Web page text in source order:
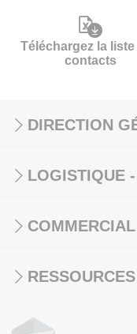
Téléchargez la liste
contacts
DIRECTION
LOGISTIQUE
COMMERCIAL